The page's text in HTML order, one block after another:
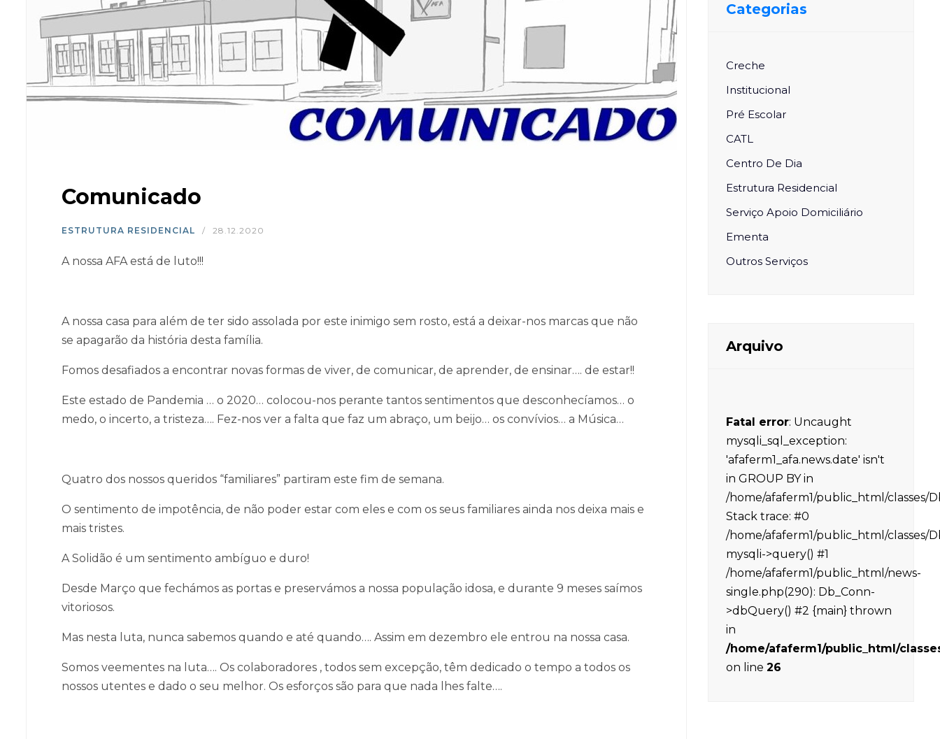
Comunicado
ESTRUTURA RESIDENCIAL / 28.12.2020
A nossa AFA está de luto!!!
A nossa casa para além de ter sido assolada por este inimigo sem rosto, está a deixar-nos marcas que não
se apagarão da história desta família.
Fomos desafiados a encontrar novas formas de viver, de comunicar, de aprender, de ensinar…. de estar!!
Este estado de Pandemia … o 2020… colocou-nos perante tantos sentimentos que desconhecíamos… o
medo, o incerto, a tristeza…. Fez-nos ver a falta que faz um abraço, um beijo… os convívios… a Música…
Quatro dos nossos queridos “familiares” partiram este fim de semana.
O sentimento de impotência, de não poder estar com eles e com os seus familiares ainda nos deixa mais e
mais tristes.
A Solidão é um sentimento ambíguo e duro!
Desde Março que fechámos as portas e preservámos a nossa população idosa, e durante 9 meses saímos
vitoriosos.
Mas nesta luta, nunca sabemos quando e até quando…. Assim em dezembro ele entrou na nossa casa.
Somos veementes na luta…. Os colaboradores , todos sem excepção, têm dedicado o tempo a todos os
nossos utentes e dado o seu melhor. Os esforços são para que nada lhes falte….
Categorias
Creche
Institucional
Pré Escolar
CATL
Centro De Dia
Estrutura Residencial
Serviço Apoio Domiciliário
Ementa
Outros Serviços
Arquivo
Fatal error: Uncaught
mysqli_sql_exception:
'afaferm1_afa.news.date' isn't
in GROUP BY in
/home/afaferm1/public_html/classes/
Stack trace: #0
/home/afaferm1/public_html/classes/
mysqli->query() #1
/home/afaferm1/public_html/news-
single.php(290): Db_Conn-
>dbQuery() #2 {main} thrown
in
/home/afaferm1/public_html/
on line 26